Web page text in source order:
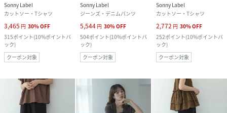
Sonny Label
カットソー・Tシャツ
3,465 円 30%OFF
315ポイント(10%ポイントバ
ック)
クーポン対象
Sonny Label
ジーンズ・デニムパンツ
5,544 円 30%OFF
504ポイント(10%ポイントバ
ック)
クーポン対象
Sonny Label
カットソー・Tシャツ
2,772 円 30%OFF
252ポイント(10%ポイントバ
ック)
クーポン対象